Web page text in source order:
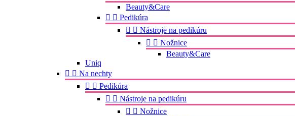
Beauty&Care
  Pedikúra
  Nástroje na pedikúru
  Nožnice
Beauty&Care
Uniq
  Na nechty
  Pedikúra
  Nástroje na pedikúru
  Nožnice